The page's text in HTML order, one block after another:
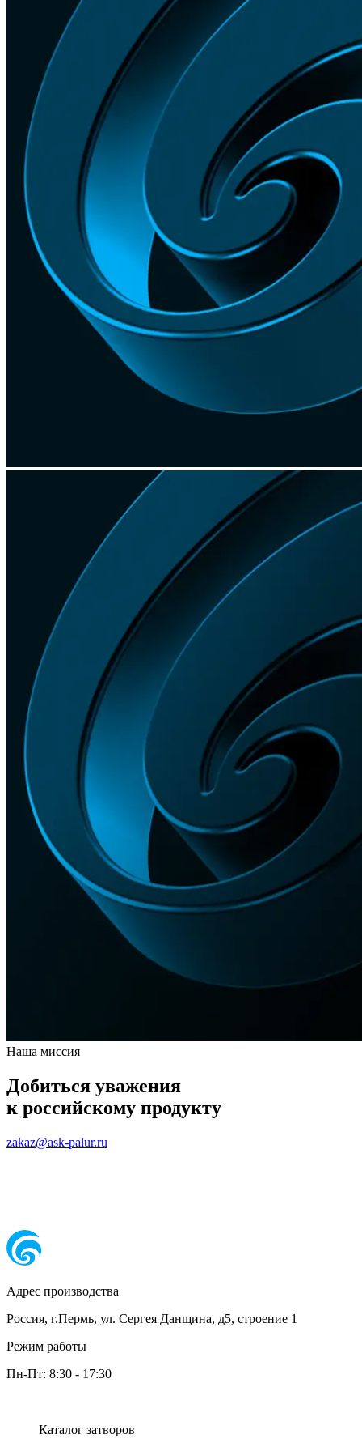
Наша миссия
Добиться уважения
к российскому продукту
zakaz@ask-palur.ru
Адрес производства
Россия, г.Пермь, ул. Сергея Данщина, д5, строение 1
Режим работы
Пн-Пт: 8:30 - 17:30
Каталог затворов